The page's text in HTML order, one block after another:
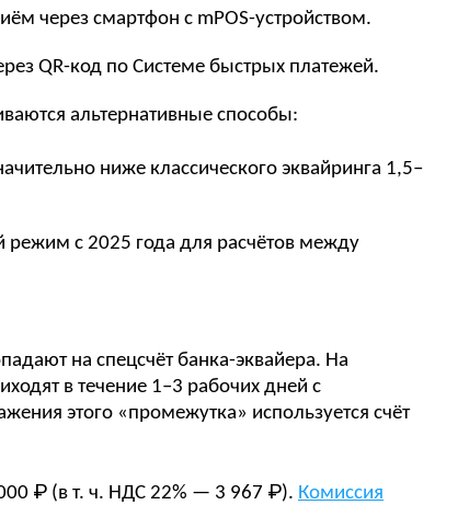
через смартфон с mPOS-устройством.
QR-код по Системе быстрых платежей.
альтернативные способы:
ниже классического эквайринга 1,5–
с 2025 года для расчётов между
на спецсчёт банка-эквайера. На
в течение 1–3 рабочих дней с
этого «промежутка» используется счёт
₽ (в т. ч. НДС 22% — 3 967 ₽). Комиссия